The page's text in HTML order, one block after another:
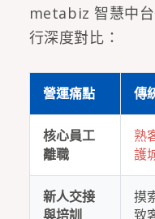
metabiz 智慧中
行深度對比：
營運痛點 傳
核心員工
離職
熟
護
新人交接
與培訓
摸
致